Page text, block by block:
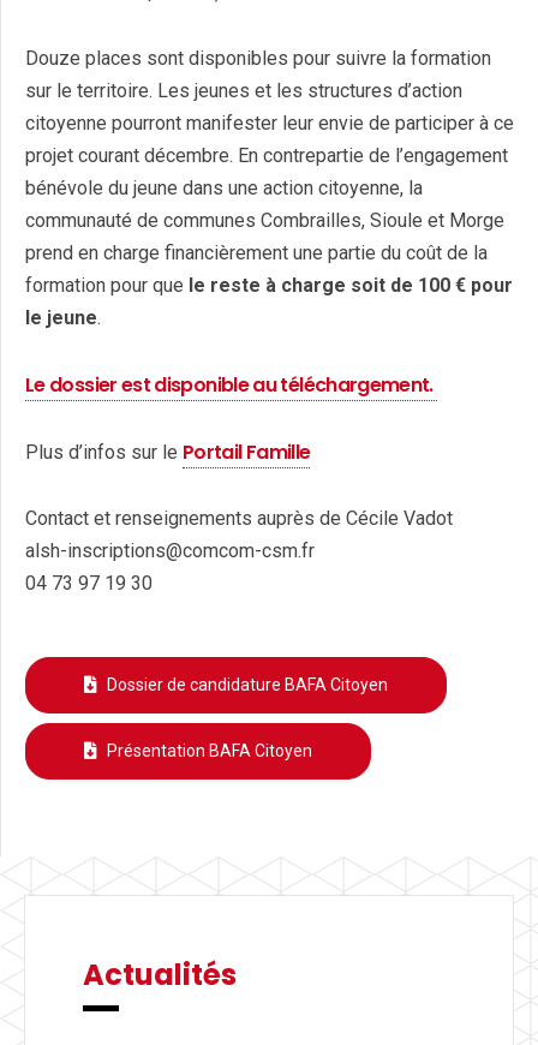
Douze places sont disponibles pour suivre la formation
sur le territoire. Les jeunes et les structures d’action
citoyenne pourront manifester leur envie de participer à ce
projet courant décembre. En contrepartie de l’engagement
bénévole du jeune dans une action citoyenne, la
communauté de communes Combrailles, Sioule et Morge
prend en charge financièrement une partie du coût de la
formation pour que le reste à charge soit de 100 € pour
le jeune.
Le dossier est disponible au téléchargement.
Plus d’infos sur le Portail Famille
Contact et renseignements auprès de Cécile Vadot
alsh-inscriptions@comcom-csm.fr
04 73 97 19 30
Dossier de candidature BAFA Citoyen
Présentation BAFA Citoyen
Actualités